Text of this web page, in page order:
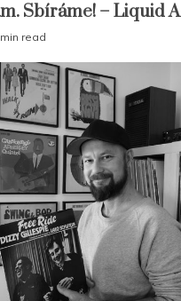
Sbíráme! – Liquid A
read